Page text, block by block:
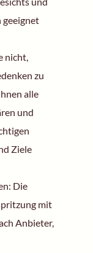
geeignet
nicht,
zu
alle
und
Ziele
Die
mit
Anbieter,